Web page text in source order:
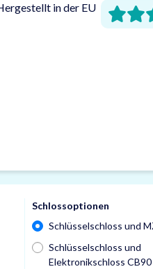
Schlossoptionen
Schlüsselschloss und
Schlüsselschloss und
Elektronikschloss CB90